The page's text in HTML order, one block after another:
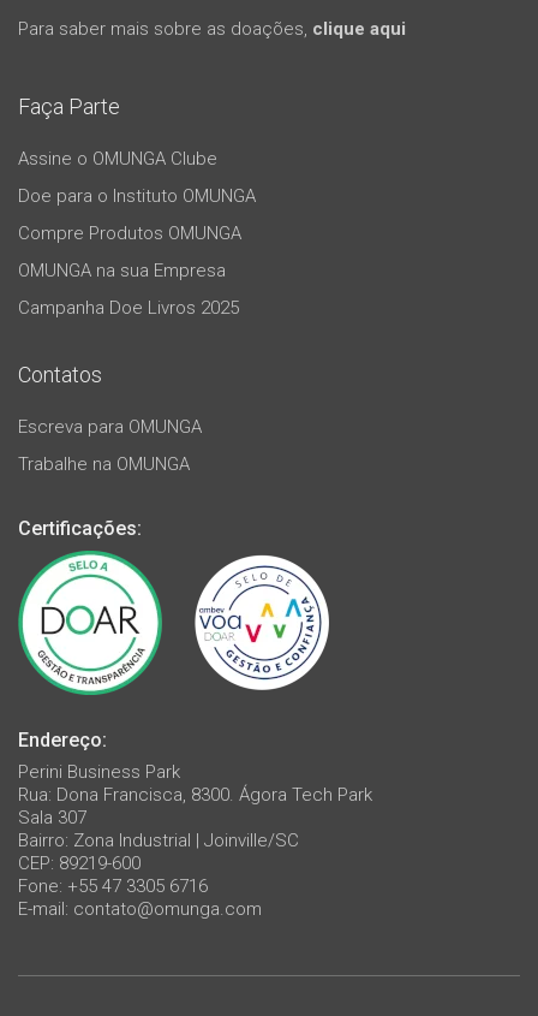
Para saber mais sobre as doações, clique aqui
Faça Parte
Assine o OMUNGA Clube
Doe para o Instituto OMUNGA
Compre Produtos OMUNGA
OMUNGA na sua Empresa
Campanha Doe Livros 2025
Contatos
Escreva para OMUNGA
Trabalhe na OMUNGA
Certificações:
Endereço:
Perini Business Park
Rua: Dona Francisca, 8300. Ágora Tech Park
Sala 307
Bairro: Zona Industrial | Joinville/SC
CEP: 89219-600
Fone: +55 47 3305 6716
E-mail: contato@omunga.com